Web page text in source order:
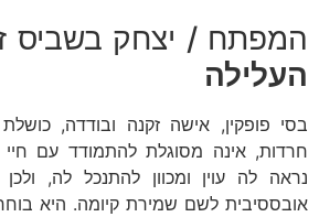
המפתח / יצחק בשביס
העלילה
בסי פופקין, אישה זקנה ובודדה,
חרדות, אינה מסוגלת להתמודד עם חיי
נראה לה עוין ומכוון להתנכל לה,
אובססיבית לשם שמירת קיומה. היא